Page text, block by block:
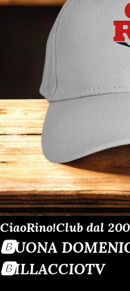
CiaoRino!Club dal
🅱️UONA
🅱️ILLACCIOTV